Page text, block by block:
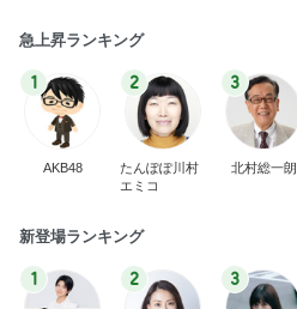
急上昇ランキング
1
AKB48
2
たんぽぽ川村
エミコ
3
北村総一朗
新登場ランキング
1 2 3